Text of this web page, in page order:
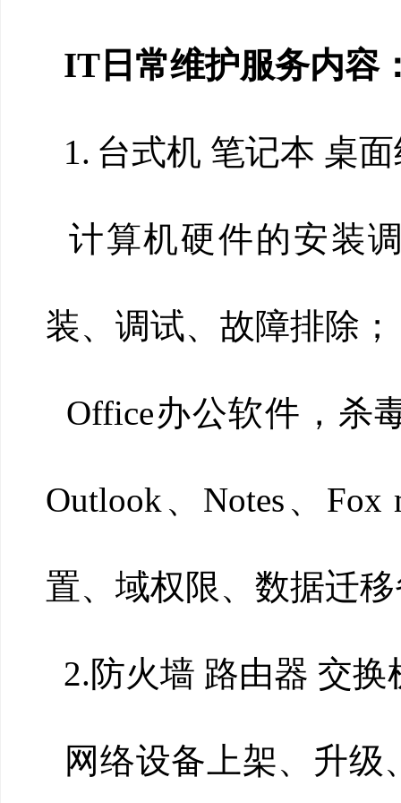
IT日常维护服务内容
1. 台式机 笔记本 桌
计算机硬件的安装
装、调试、故障排除；
Office办公软件，杀
Outlook、Notes、
置、域权限、数据迁
2.防火墙 路由器 交
网络设备上架、升级